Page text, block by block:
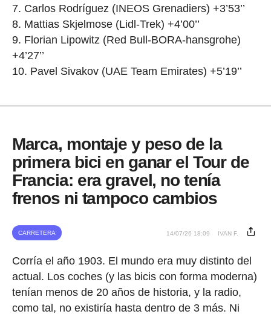
Carlos Rodríguez (INEOS Grenadiers) +3’53’’
Mattias Skjelmose (Lidl-Trek) +4’00’’
Florian Lipowitz (Red Bull-BORA-hansgrohe)
+4’27’’
Pavel Sivakov (UAE Team Emirates) +5’19’’
Marca, montaje y peso de la
primera bici en ganar el Tour de
Francia: era gravel, no tenía
frenos ni tampoco cambios
CARRETERA 14/07/26 18:09 IVAN F.
Corría el año 1903. El mundo era muy distinto del
actual. Los coches (y las bicis con forma moderna)
tenían menos de 20 años de historia, y la radio,
como tal, no existiría hasta dentro de 3 más. Ni